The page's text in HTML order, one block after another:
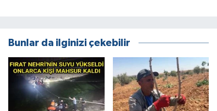
Bunlar da ilginizi çekebilir